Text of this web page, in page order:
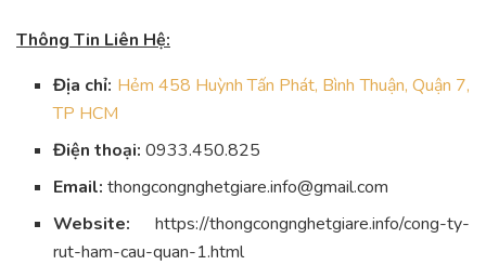
Thông Tin Liên Hệ:
Địa chỉ: Hẻm 458 Huỳnh Tấn Phát, Bình Thuận, Quận 7,
TP HCM
Điện thoại: 0933.450.825
Email: thongcongnghetgiare.info@gmail.com
Website: https://thongcongnghetgiare.info/cong-ty-
rut-ham-cau-quan-1.html